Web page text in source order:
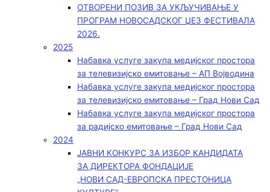
ОТВОРЕНИ ПОЗИВ ЗА УКЉУЧИВАЊЕ У
ПРОГРАМ НОВОСАДСКОГ ЏЕЗ ФЕСТИВАЛА
2026.
2025
Набавка услуге закупа медијског простора
за телевизијско емитовање – АП Војводинa
Набавка услуге закупа медијског простора
за телевизијско емитовање – Град Нови Сад
Набавка услуге закупа медијског простора
за радијско емитовање – Град Нови Сад
2024
ЈАВНИ КОНКУРС ЗА ИЗБОР КАНДИДАТА
ЗА ДИРЕКТОРА ФОНДАЦИЈЕ
„НОВИ САД-ЕВРОПСКА ПРЕСТОНИЦА